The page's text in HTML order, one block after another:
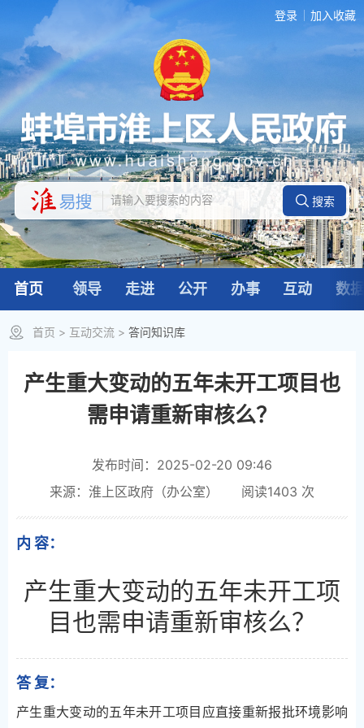
登录 加入收藏
首页 领导 走进 公开 办事 互动 数
首页 > 互动交流 > 答问知识库
产生重大变动的五年未开工项目也
需申请重新审核么？
发布时间：2025-02-20 09:46
来源：淮上区政府（办公室）
阅读1403 次
内 容：
产生重大变动的五年未开工项
目也需申请重新审核么？
答 复：
产生重大变动的五年未开工项目应直接重新报批环境影响